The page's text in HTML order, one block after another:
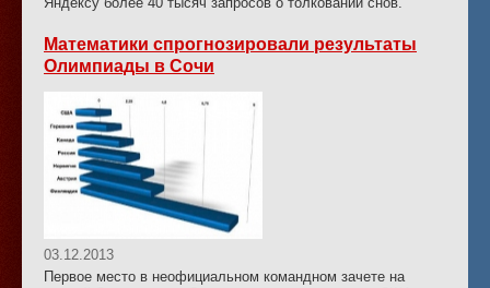
Математики спрогнозировали результаты
Олимпиады в Сочи
03.12.2013
Первое место в неофициальном командном зачете на